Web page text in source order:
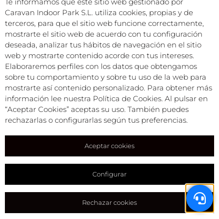
info@camperparkemporda.com
NUESTRAS REDES
Caravan Park Empordà S.L.©
Todos los derechos reservados
Condiciones comerciales
Política de privacidad
Aviso legal
Política de cookies
Caravan Indoor Park S.L. utiliza cookies, propias y de
terceros, para que el sitio web funcione correctamente,
mostrarte el sitio web de acuerdo con tu configuración
deseada, analizar tus hábitos de navegación en el sitio
web y mostrarte contenido acorde con tus intereses.
Elaboraremos perfiles con los datos que obtengamos
sobre tu comportamiento y sobre tu uso de la web para
mostrarte así contenido personalizado. Para obtener más
información lee nuestra Política de Cookies. Al pulsar en
“Aceptar Cookies” aceptas su uso. También puedes
rechazarlas o configurarlas según tus preferencias.
Aceptar cookies
Configurar
Rechazar cookies